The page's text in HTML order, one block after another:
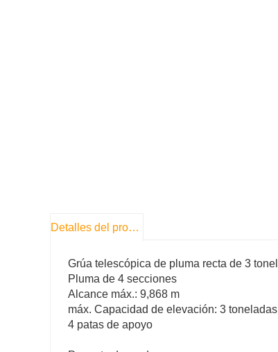
Detalles del producto
Grúa telescópica de pluma recta de 3
Pluma de 4 secciones
Alcance máx.: 9,868 m
máx. Capacidad de elevación: 3 toneladas
4 patas de apoyo